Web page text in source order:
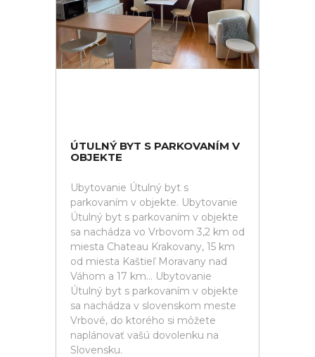
ÚTULNÝ BYT S PARKOVANÍM V
OBJEKTE
Ubytovanie Útulný byt s
parkovaním v objekte. Ubytovanie
Útulný byt s parkovaním v objekte
sa nachádza vo Vrbovom 3,2 km od
miesta Chateau Krakovany, 15 km
od miesta Kaštieľ Moravany nad
Váhom a 17 km... Ubytovanie
Útulný byt s parkovaním v objekte
sa nachádza v slovenskom meste
Vrbové, do ktorého si môžete
naplánovať vašú dovolenku na
Slovensku.